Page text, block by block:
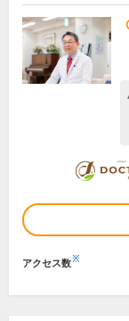
アクセス数※